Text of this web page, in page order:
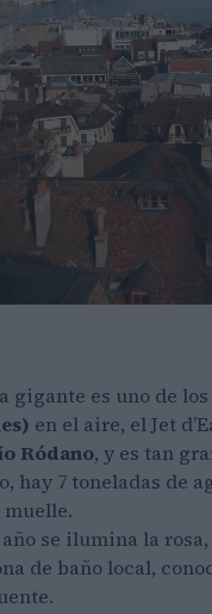
gigante es uno de
en el aire, el Jet
Ródano, y es tan
hay 7 toneladas de
muelle.
se ilumina la
de baño local,